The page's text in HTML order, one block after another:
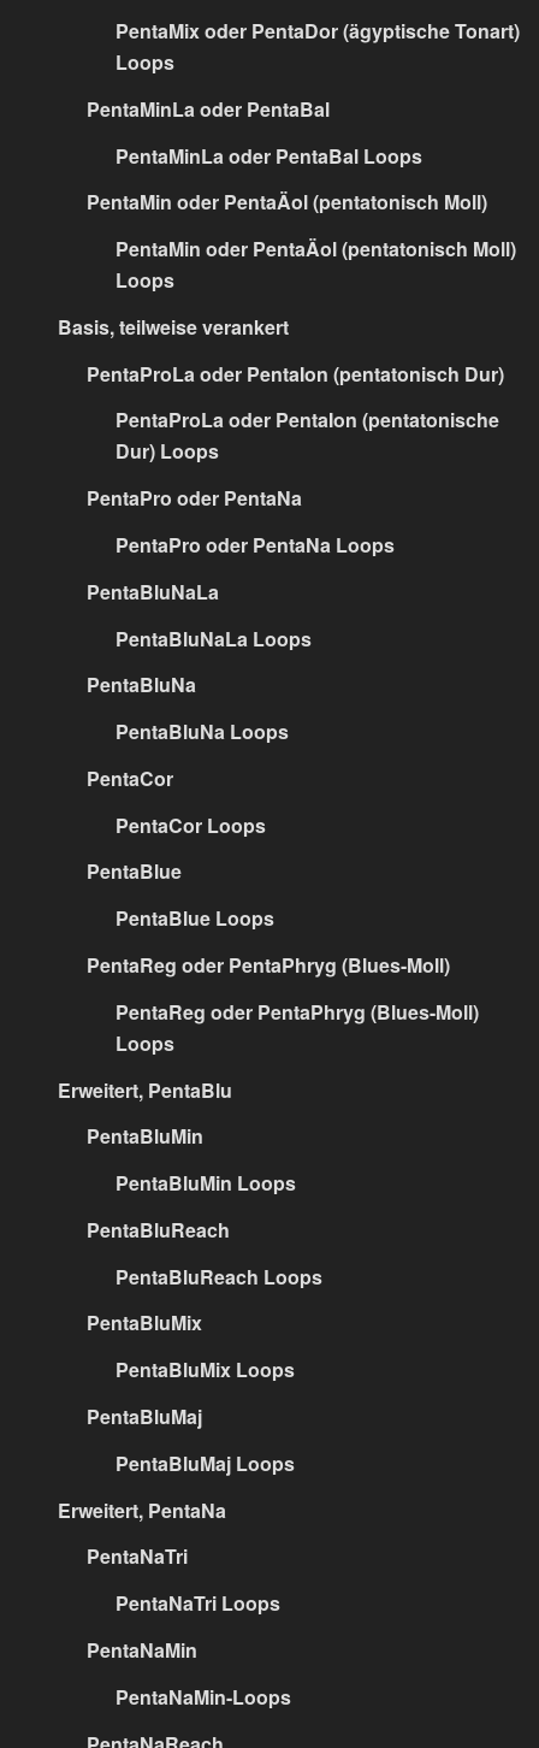
PentaMix oder PentaDor (ägyptische Tonart)
Loops
PentaMinLa oder PentaBal
PentaMinLa oder PentaBal Loops
PentaMin oder PentaÄol (pentatonisch Moll)
PentaMin oder PentaÄol (pentatonisch Moll)
Loops
Basis, teilweise verankert
PentaProLa oder PentaIon (pentatonisch Dur)
PentaProLa oder PentaIon (pentatonische
Dur) Loops
PentaPro oder PentaNa
PentaPro oder PentaNa Loops
PentaBluNaLa
PentaBluNaLa Loops
PentaBluNa
PentaBluNa Loops
PentaCor
PentaCor Loops
PentaBlue
PentaBlue Loops
PentaReg oder PentaPhryg (Blues-Moll)
PentaReg oder PentaPhryg (Blues-Moll)
Loops
Erweitert, PentaBlu
PentaBluMin
PentaBluMin Loops
PentaBluReach
PentaBluReach Loops
PentaBluMix
PentaBluMix Loops
PentaBluMaj
PentaBluMaj Loops
Erweitert, PentaNa
PentaNaTri
PentaNaTri Loops
PentaNaMin
PentaNaMin-Loops